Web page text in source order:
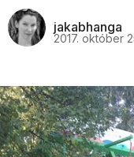
jakabhanga
2017. október